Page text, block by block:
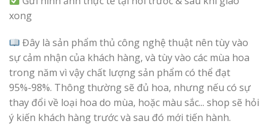
xong
Đây là sản phẩm thủ công nghệ thuật nên tùy vào
sự cảm nhận của khách hàng, và tùy vào các mùa hoa
trong năm vì vậy chất lượng sản phẩm có thể đạt
95%-98%. Thông thường sẽ đủ hoa, nhưng nếu có sự
thay đổi về loại hoa do mùa, hoặc màu sắc... shop sẽ hỏi
ý kiến khách hàng trước và sau đó mới tiến hành.